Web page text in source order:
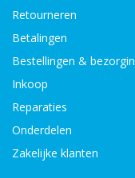
Retourneren
Betalingen
Bestellingen &
Inkoop
Reparaties
Onderdelen
Zakelijke klanten